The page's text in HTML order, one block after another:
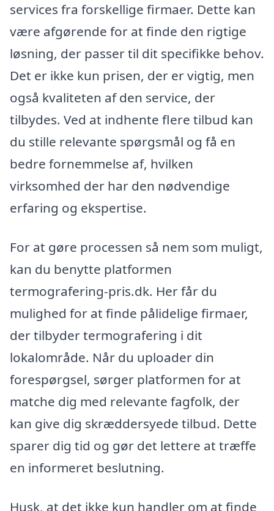
services fra forskellige firmaer. Dette kan
være afgørende for at finde den rigtige
løsning, der passer til dit specifikke behov.
Det er ikke kun prisen, der er vigtig, men
også kvaliteten af den service, der
tilbydes. Ved at indhente flere tilbud kan
du stille relevante spørgsmål og få en
bedre fornemmelse af, hvilken
virksomhed der har den nødvendige
erfaring og ekspertise.
For at gøre processen så nem som muligt,
kan du benytte platformen
termografering-pris.dk. Her får du
mulighed for at finde pålidelige firmaer,
der tilbyder termografering i dit
lokalområde. Når du uploader din
forespørgsel, sørger platformen for at
matche dig med relevante fagfolk, der
kan give dig skræddersyede tilbud. Dette
sparer dig tid og gør det lettere at træffe
en informeret beslutning.
Husk, at det ikke kun handler om at finde